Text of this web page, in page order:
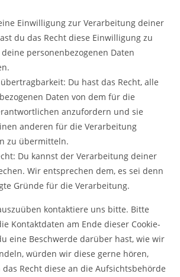
Einwilligung zur Verarbeitung deiner
du das Recht diese Einwilligung zu
personenbezogenen Daten
Du hast das Recht, alle
Daten von dem für die
anzufordern und sie
anderen für die Verarbeitung
zu übermitteln.
Du kannst der Verarbeitung deiner
Wir entsprechen dem, es sei denn
Gründe für die Verarbeitung.
kontaktiere uns bitte. Bitte
Kontaktdaten am Ende dieser Cookie-
eine Beschwerde darüber hast, wie wir
würden wir diese gerne hören,
Recht diese an die Aufsichtsbehörde